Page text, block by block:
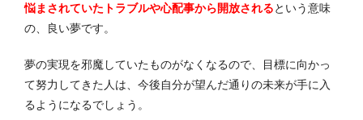
悩まされていたトラブルや心配事から開放されるという意味
の、良い夢です。
夢の実現を邪魔していたものがなくなるので、目標に向かっ
て努力してきた人は、今後自分が望んだ通りの未来が手に入
るようになるでしょう。